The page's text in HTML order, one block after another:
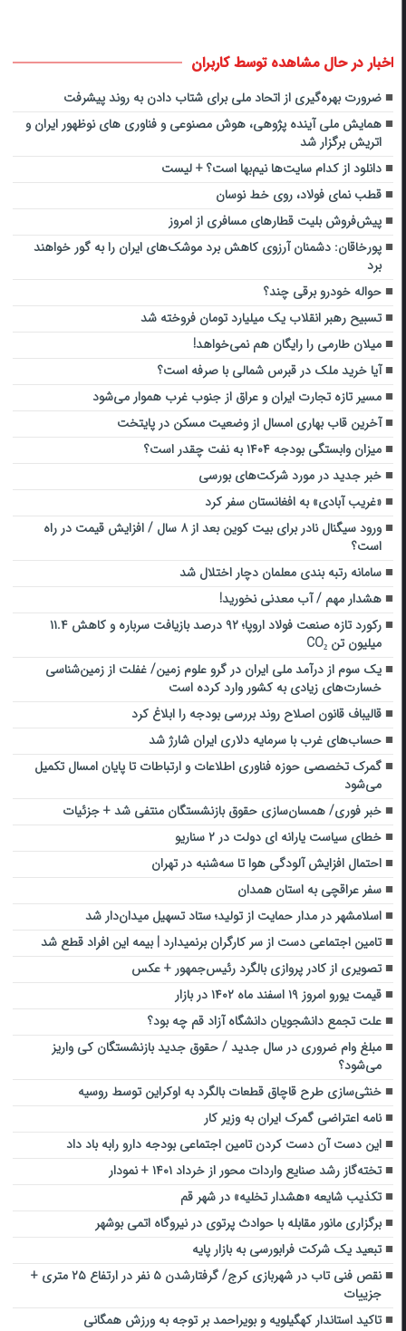
اخبار در حال مشاهده توسط کاربران
ضرورت بهره‌گیری از اتحاد ملی برای شتاب دادن به روند پیشرفت
همایش ملی آینده پژوهی، هوش مصنوعی و فناوری های نوظهور ایران و
اتریش برگزار شد
دانلود از کدام سایت‌ها نیم‌بها است؟ + ‌لیست
قطب‌ نمای فولاد، روی خط نوسان
پیش‌فروش بلیت قطارهای مسافری از امروز
پورخاقان: دشمنان آرزوی کاهش برد موشک‌های ایران را به گور خواهند
برد
حواله خودرو برقی چند؟
تسبیح رهبر انقلاب یک میلیارد تومان فروخته شد
میلان طارمی را رایگان هم نمی‌خواهد!
آیا خرید ملک در قبرس شمالی با صرفه است؟
مسیر تازه تجارت ایران و عراق از جنوب غرب هموار می‌شود
آخرین قاب بهاری امسال از وضعیت مسکن در پایتخت
میزان وابستگی بودجه ۱۴۰۴ ‌به نفت چقدر است؟
خبر جدید در مورد شرکت‌های بورسی
«غریب آبادی» به افغانستان سفر کرد
ورود سیگنال نادر برای بیت کوین بعد از ۸ سال / افزایش قیمت در راه
است؟
سامانه رتبه بندی معلمان دچار اختلال شد
هشدار مهم / آب معدنی نخورید!
رکورد تازه صنعت فولاد اروپا؛ ۹۲ درصد بازیافت سرباره و کاهش ۱۱.۴
میلیون تن CO₂
یک سوم از درآمد ملی ایران در گرو علوم زمین/ غفلت از زمین‌شناسی
خسارت‌های زیادی به کشور وارد کرده است
قالیباف قانون اصلاح روند بررسی بودجه را ابلاغ کرد
حساب‌های غرب با سرمایه دلاری ایران شارژ شد
گمرک تخصصی حوزه فناوری اطلاعات و ارتباطات تا پایان امسال تکمیل
می‌شود
خبر فوری/ همسان‌سازی حقوق بازنشستگان منتفی شد + جزئیات
خطای سیاست یارانه ای دولت در ۲ سناریو
احتمال افزایش آلودگی هوا تا سه‌شنبه در تهران
سفر عراقچی به استان همدان
اسلامشهر در مدار حمایت از تولید؛ ستاد تسهیل میدان‌دار شد
تامین اجتماعی دست از سر کارگران برنمیدارد | بیمه این افراد قطع شد
تصویری از کادر پروازی بالگرد رئیس‌جمهور + عکس
قیمت یورو امروز ۱۹ اسفند ماه ۱۴۰۲ در بازار
علت تجمع دانشجویان دانشگاه آزاد قم چه بود؟
مبلغ وام ضروری در سال جدید / حقوق جدید بازنشستگان کی واریز
می‌شود؟
خنثی‌سازی طرح قاچاق قطعات بالگرد به اوکراین توسط روسیه
نامه اعتراضی گمرک ایران به وزیر کار
این دست آن دست کردن تامین اجتماعی بودجه دارو رابه باد داد
تخته‌گاز رشد صنایع واردات محور از خرداد ۱۴۰۱ + نمودار
تکذیب شایعه «هشدار تخلیه‌» در شهر قم
برگزاری مانور مقابله با حوادث پرتوی در نیروگاه اتمی بوشهر
تبعید یک شرکت فرابورسی به بازار پایه
نقص فنی تاب در شهربازی کرج/ گرفتارشدن ۵ نفر در ارتفاع ۲۵ متری +
جزییات
تاکید استاندار کهگیلویه و بویراحمد بر توجه به ورزش‌ همگانی